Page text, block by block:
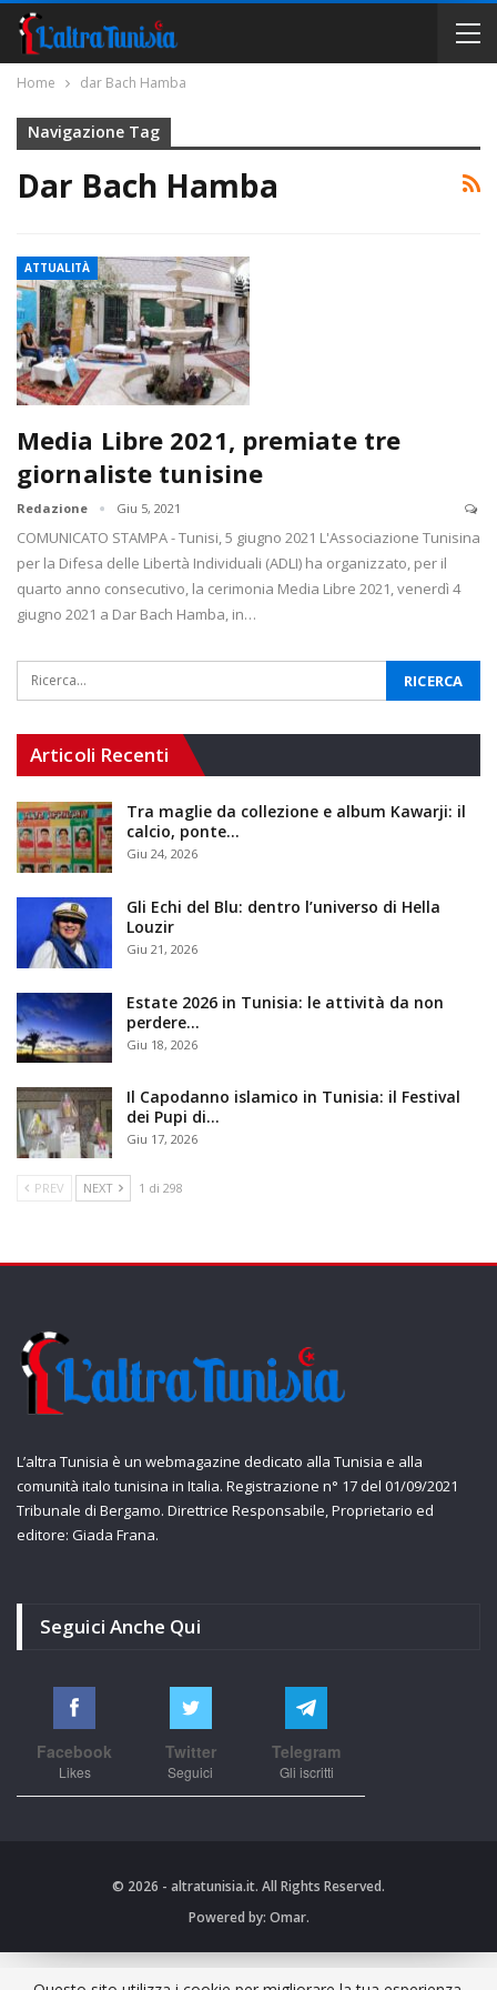
Home dar Bach Hamba
Navigazione Tag
Dar Bach Hamba
ATTUALITÀ
Media Libre 2021, premiate tre
giornaliste tunisine
Redazione Giu 5, 2021
COMUNICATO STAMPA - Tunisi, 5 giugno 2021 L'Associazione Tunisina
per la Difesa delle Libertà Individuali (ADLI) ha organizzato, per il
quarto anno consecutivo, la cerimonia Media Libre 2021, venerdì 4
giugno 2021 a Dar Bach Hamba, in…
Articoli Recenti
Tra maglie da collezione e album Kawarji: il
calcio, ponte…
Giu 24, 2026
Gli Echi del Blu: dentro l’universo di Hella
Louzir
Giu 21, 2026
Estate 2026 in Tunisia: le attività da non
perdere…
Giu 18, 2026
Il Capodanno islamico in Tunisia: il Festival
dei Pupi di…
Giu 17, 2026
PREV NEXT 1 di 298
L’altra Tunisia è un webmagazine dedicato alla Tunisia e alla
comunità italo tunisina in Italia. Registrazione n° 17 del 01/09/2021
Tribunale di Bergamo. Direttrice Responsabile, Proprietario ed
editore: Giada Frana.
Seguici Anche Qui
Facebook
Likes
Twitter
Seguici
Telegram
Gli iscritti
© 2026 - altratunisia.it. All Rights Reserved.
Powered by: Omar.